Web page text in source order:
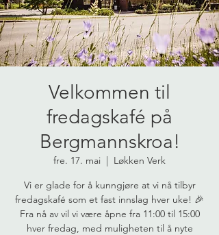
Velkommen til
fredagskafé på
Bergmannskroa!
fre. 17. mai
  |
Løkken Verk
Vi er glade for å kunngjøre at vi nå tilbyr
fredagskafé som et fast innslag hver uke! 🎉
Fra nå av vil vi være åpne fra 11:00 til 15:00
hver fredag, med muligheten til å nyte